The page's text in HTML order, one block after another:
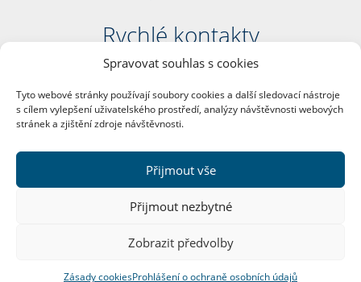
Spravovat souhlas s cookies
Tyto webové stránky používají soubory cookies a další sledovací nástroje
s cílem vylepšení uživatelského prostředí, analýzy návštěvnosti webových
stránek a zjištění zdroje návštěvnosti.
Přijmout vše
Přijmout nezbytné
Zobrazit předvolby
Zásady cookiesProhlášení o ochraně osobních údajů
Rychlé kontakty
Filozofická fakulta
nám. Jana Palacha 1/2
116 38 Praha 1
DIČ: CZ00216208
Další kontakty